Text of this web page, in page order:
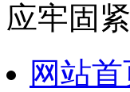
应牢固紧
网站